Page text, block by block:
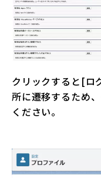
クリックすると[ロ
所に遷移するため
ください。